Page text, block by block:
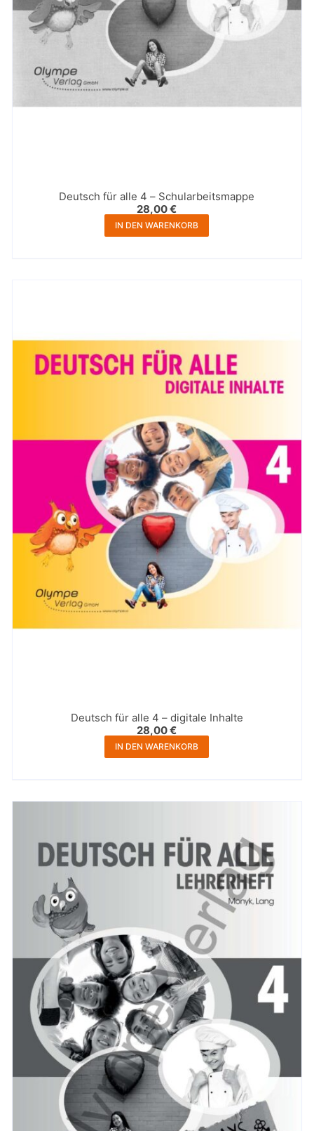
Deutsch für alle 4 – Schularbeitsmappe
28,00€
IN DEN WARENKORB
Deutsch für alle 4 – digitale Inhalte
28,00€
IN DEN WARENKORB